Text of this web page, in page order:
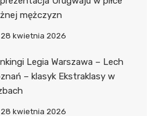
mężczyzn
28 kwietnia 2026
Legia Warszawa – Lech
– klasyk Ekstraklasy w
28 kwietnia 2026